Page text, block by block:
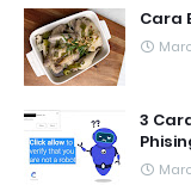
Cara
3